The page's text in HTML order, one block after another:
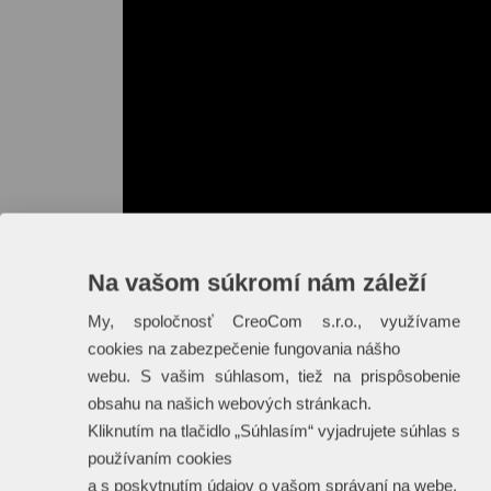
Na vašom súkromí nám záleží
My, spoločnosť CreoCom s.r.o., využívame
cookies na zabezpečenie fungovania nášho
webu. S vašim súhlasom, tiež na prispôsobenie
obsahu na našich webových stránkach.
Kliknutím na tlačidlo „Súhlasím“ vyjadrujete súhlas s
používaním cookies
a s poskytnutím údajov o vašom správaní na webe.